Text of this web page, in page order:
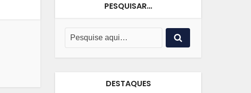
PESQUISAR…
DESTAQUES